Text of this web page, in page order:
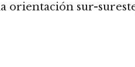
orientación sur-